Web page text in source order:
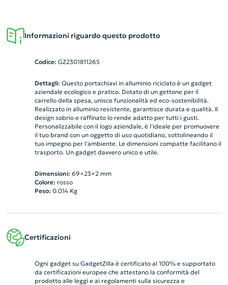
Informazioni riguardo questo prodotto
Codice: GZ2301811265
Dettagli: Questo portachiavi in alluminio riciclato è un gadget
aziendale ecologico e pratico. Dotato di un gettone per il
carrello della spesa, unisce funzionalità ed eco-sostenibilità.
Realizzato in alluminio resistente, garantisce durata e qualità. Il
design sobrio e raffinato lo rende adatto per tutti i gusti.
Personalizzabile con il logo aziendale, è l'ideale per promuovere
il tuo brand con un oggetto di uso quotidiano, sottolineando il
tuo impegno per l'ambiente. Le dimensioni compatte facilitano il
trasporto. Un gadget davvero unico e utile.
Dimensioni: 69×23×2 mm
Colore: rosso
Peso: 0.014Kg
Certificazioni
Ogni gadget su GadgetZilla è certificato al 100% e supportato
da certificazioni europee che attestano la conformità del
prodotto alle leggi e ai regolamenti sulla sicurezza e